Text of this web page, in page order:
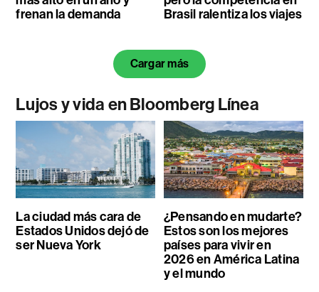
frenan la demanda
Brasil ralentiza los viajes
Cargar más
Lujos y vida en Bloomberg Línea
La ciudad más cara de
Estados Unidos dejó de
ser Nueva York
¿Pensando en mudarte?
Estos son los mejores
países para vivir en
2026 en América Latina
y el mundo